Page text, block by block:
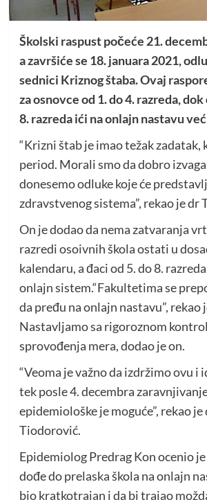
Školski raspust počeće 21.
a završiće se 18. januara 2021,
sednici Kriznog štaba. Ovaj
za osnovce od 1. do 4. razreda, dok
8. razreda ići na onlajn nastavu
“Krizni štab je imao težak zadatak,
period. Morali smo da dobro
donesemo odluke koje će
zdravstvenog sistema”, rekao je dr
On je dodao da nema zatvaranja
razredi osoivnih škola ostati u
kalendaru, a đaci od 5. do 8.
onlajn sistem.“Fakultetima se
da pređu na onlajn nastavu”, rekao
Nastavljamo sa rigoroznom
sprovođenja mera, dodao je on.
“Veoma je važno da izdržimo ovu i
tek posle 4. decembra
epidemiološke je moguće”, rekao
Tiodorović.
Epidemiolog Predrag Kon ocenio je
dođe do prelaska škola na onlajn
bio kratkotrajan i da bi trajao